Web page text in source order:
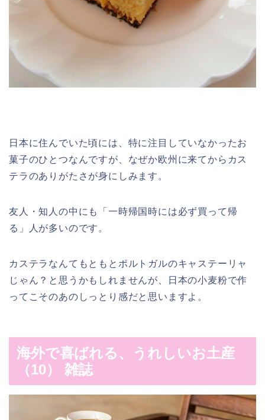
日本に住んでいた頃には、特に注目していなかったお
菓子のひとつなんですが、なぜか欧州に来てからカス
テラのありがたさが身にしみます。
友人・知人の中にも「一時帰国時には必ず買って帰
る」人が多いのです。
カステラなんてもともとポルトガルのキャステーリャ
じゃん？と思うかもしれませんが、日本の小麦粉で作
ってこそのあのしっとり感だと思いますよ。
海外で喜ばれる、うれしいお土産
（10） 雑誌